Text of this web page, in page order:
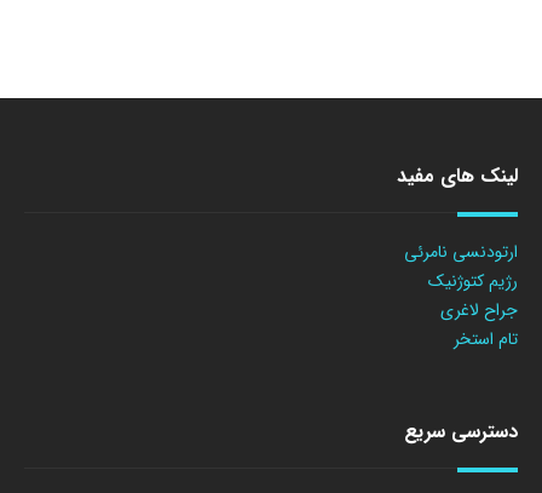
لینک های مفید
ارتودنسی نامرئی
رژیم کتوژنیک
جراح لاغری
تام استخر
دسترسی سریع